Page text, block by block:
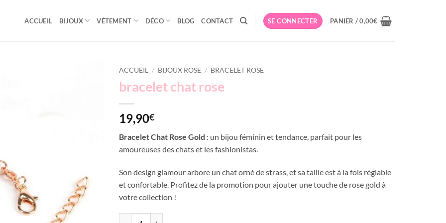
ACCUEIL BIJOUX VÊTEMENT DÉCO BLOG CONTACT SE CONNECTER PANIER /0,00€
ACCUEIL / BIJOUX ROSE / BRACELET ROSE
bracelet chat rose
19,90€
Bracelet Chat Rose Gold : un bijou féminin et tendance, parfait pour les
amoureuses des chats et les fashionistas.
Son design glamour arbore un chat orné de strass, et sa taille est à la fois réglable
et confortable. Profitez de la promotion pour ajouter une touche de rose gold à
votre collection !